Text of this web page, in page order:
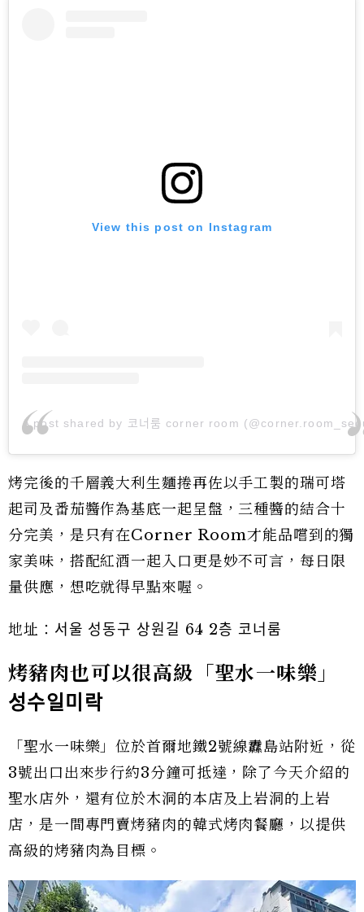
View this post on Instagram
A post shared by 코너룸 corner room
烤完後的千層義大利生麵捲再佐以手工製的瑞可塔
起司及番茄醬作為基底一起呈盤，三種醬的結合十
分完美，是只有在Corner Room才能品嚐到的獨
家美味，搭配紅酒一起入口更是妙不可言，每日限
量供應，想吃就得早點來喔。
地址：서울 성동구 상원길 64 2층 코너룸
烤豬肉也可以很高級「聖水一味樂」
성수일미락
「聖水一味樂」位於首爾地鐵2號線纛島站附近，從
3號出口出來步行約3分鐘可抵達，除了今天介紹的
聖水店外，還有位於木洞的本店及上岩洞的上岩
店，是一間專門賣烤豬肉的韓式烤肉餐廳，以提供
高級的烤豬肉為目標。